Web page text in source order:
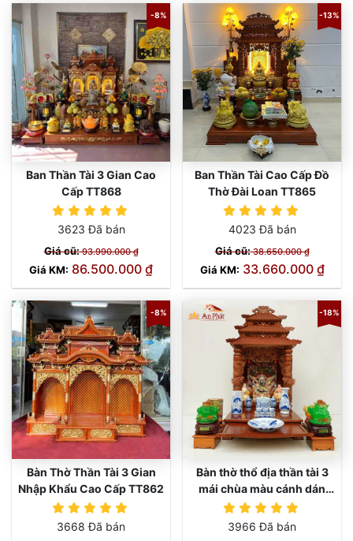
-8%
Ban Thần Tài 3 Gian Cao
Cấp TT868
3623 Đã bán
Giá cũ:93.990.000 ₫
Giá KM: 86.500.000 ₫
-13%
Ban Thần Tài Cao Cấp Đồ
Thờ Đài Loan TT865
4023 Đã bán
Giá cũ:38.650.000 ₫
Giá KM: 33.660.000 ₫
-8%
Bàn Thờ Thần Tài 3 Gian
Nhập Khẩu Cao Cấp TT862
3668 Đã bán
-18%
Bàn thờ thổ địa thần tài 3
mái chùa màu cánh dán
TT673
TT673
3966 Đã bán